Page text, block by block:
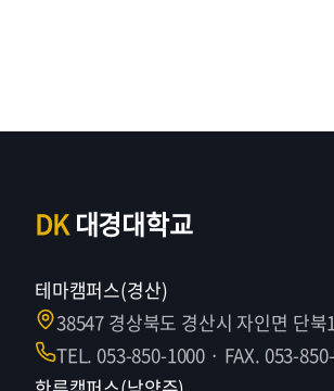
DK대경대학교
테마캠퍼스(경산)
38547 경상북도 경산시 자인면 단북
TEL. 053-850-1000 · FAX. 053-